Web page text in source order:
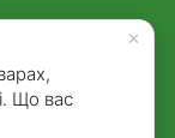
×
Що вас